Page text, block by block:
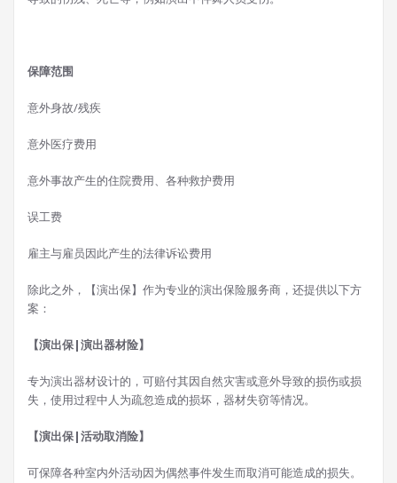
保障范围
意外身故/残疾
意外医疗费用
意外事故产生的住院费用、各种救护费用
误工费
雇主与雇员因此产生的法律诉讼费用
除此之外，【演出保】作为专业的演出保险服务商，还提供以下方
案：
【演出保|演出器材险】
专为演出器材设计的，可赔付其因自然灾害或意外导致的损伤或损
失，使用过程中人为疏忽造成的损坏，器材失窃等情况。
【演出保|活动取消险】
可保障各种室内外活动因为偶然事件发生而取消可能造成的损失。